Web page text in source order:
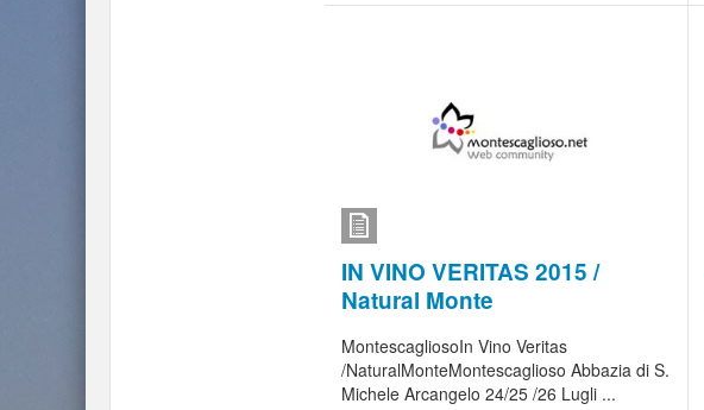
IN VINO VERITAS 2015 /
Natural Monte
MontescagliosoIn Vino Veritas
/NaturalMonteMontescaglioso Abbazia di S.
Michele Arcangelo 24/25 /26 Lugli ...